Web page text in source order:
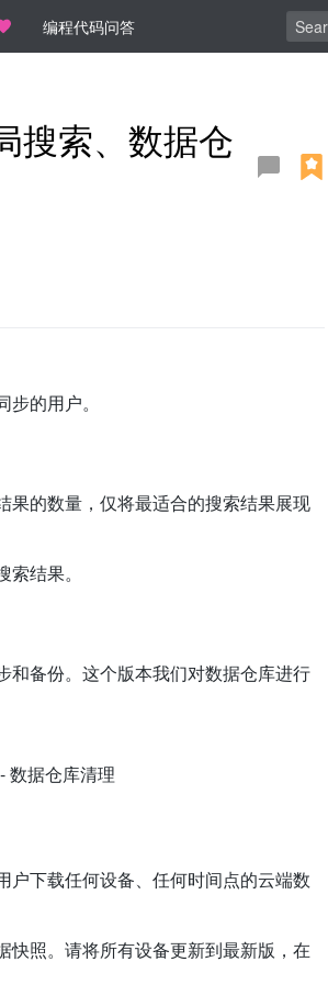
编程代码问答
搜索、数据仓
的用户。
果的数量，仅将最适合的搜索结果展现
结果。
和备份。这个版本我们对数据仓库进行
数据仓库清理
下载任何设备、任何时间点的云端数
快照。请将所有设备更新到最新版，在